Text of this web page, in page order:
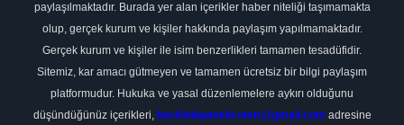
paylaşılmaktadır. Burada yer alan içerikler haber niteliği taşımamakta
olup, gerçek kurum ve kişiler hakkında paylaşım yapılmamaktadır.
Gerçek kurum ve kişiler ile isim benzerlikleri tamamen tesadüfidir.
Sitemiz, kar amacı gütmeyen ve tamamen ücretsiz bir bilgi paylaşım
platformudur. Hukuka ve yasal düzenlemelere aykırı olduğunu
düşündüğünüz içerikleri, backlinkpanelicomtr@gmail.com adresine